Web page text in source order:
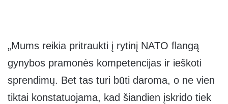
„Mums reikia pritraukti į rytinį NATO flangą
gynybos pramonės kompetencijas ir ieškoti
sprendimų. Bet tas turi būti daroma, o ne vien
tiktai konstatuojama, kad šiandien įskrido tiek